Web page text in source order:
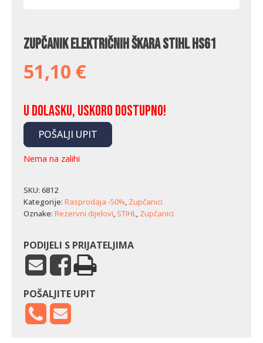
Zupčanik električnih škara Stihl HS61
51,10 €
U dolasku, uskoro dostupno!
POŠALJI UPIT
Nema na zalihi
SKU: 6812
Kategorije: Rasprodaja -50%, Zupčanici
Oznake: Rezervni dijelovi, STIHL, Zupčanici
PODIJELI S PRIJATELJIMA
POŠALJITE UPIT